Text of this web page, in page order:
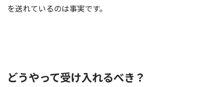
を送れているのは事実です。
どうやって受け入れるべき？